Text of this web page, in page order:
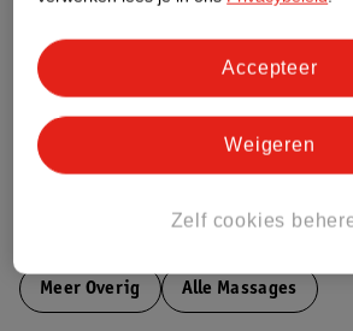
Bestel & Bezorginformatie
Meer Overig Alle Massages
Zelf cookies
Weigeren
Accepteer